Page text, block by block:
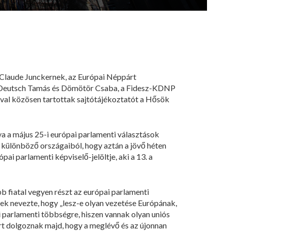
Junckernek, az Európai Néppárt
Tamás és Dömötör Csaba, a Fidesz-KDNP
közösen tartottak sajtótájékoztatót a Hősök
a május 25-i európai parlamenti választások
országaiból, hogy aztán a jövő héten
parlamenti képviselő-jelöltje, aki a 13. a
fiatal vegyen részt az európai parlamenti
nevezte, hogy „lesz-e olyan vezetése Európának,
többségre, hiszen vannak olyan uniós
majd, hogy a meglévő és az újonnan